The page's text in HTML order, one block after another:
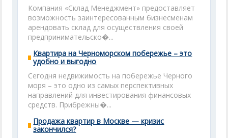
Компания «Склад Менеджмент» предоставляет
возможность заинтересованным бизнесменам
арендовать склад для осуществления своей
предпринимательско�...
Квартира на Черноморском побережье – это
удобно и выгодно
Сегодня недвижимость на побережье Черного
моря – это одно из самых перспективных
направлений для инвестирования финансовых
средств. Прибрежны�...
Продажа квартир в Москве — кризис
закончился?